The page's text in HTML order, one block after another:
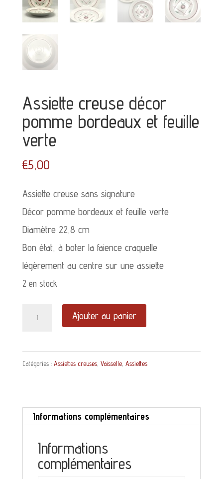
Assiette creuse décor
pomme bordeaux et feuille
verte
€5,00
Assiette creuse sans signature
Décor pomme bordeaux et feuille verte
Diamètre 22,8 cm
Bon état, à boter la faience craquelle
légèrement au centre sur une assiette
2 en stock
quantité
Assiette
creuse
bordeaux
feuille
Ajouter au panier
Catégories : Assiettes creuses, Vaisselle, Assiettes
Informations complémentaires
Informations
complémentaires